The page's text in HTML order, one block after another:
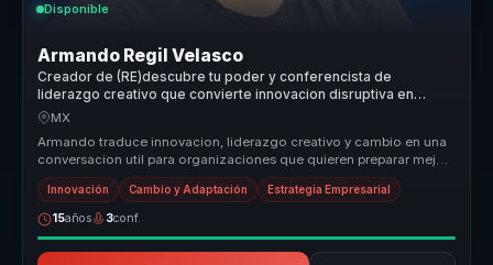
Disponible
Armando Regil Velasco
Creador de (RE)descubre tu poder y conferencista de
liderazgo creativo que convierte innovacion disruptiva en
accion para organizaciones y equipos.
MX
Armando traduce innovacion, liderazgo creativo y cambio en una
conversacion util para organizaciones que quieren preparar mejor
a sus equ...
Innovación Cambio y Adaptación Estrategia Empresarial
15años 3conf.